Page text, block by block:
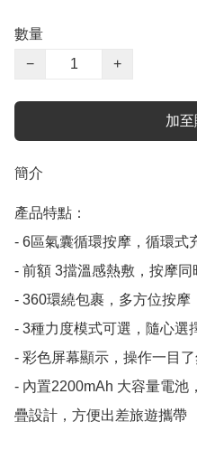
數量
−
+
加
簡介
產品特點：
- 6區氣囊循環按摩，循環式
- 前額 3擋溫感熱敷，按摩同
- 360環繞包裹，多方位按摩
- 3種力度模式可選，隨心選
- 彩色屏幕顯示，操作一目了
- 內置2200mAh 大容量電池
疊設計，方便出差旅遊攜帶